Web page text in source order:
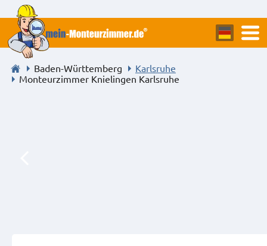
Baden-Württemberg
Karlsruhe
Monteurzimmer Knielingen Karlsruhe